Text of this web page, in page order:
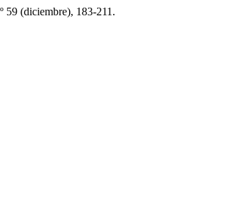
59 (diciembre), 183-211.